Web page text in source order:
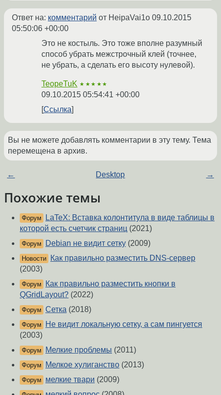
Ответ на: комментарий от HeipaVai1o 09.10.2015
05:50:06 +00:00
Это не костыль. Это тоже вполне разумный
способ убрать межстрочный клей (точнее,
не убрать, а сделать его высоту нулевой).
TeopeTuK ★★★★★
09.10.2015 05:54:41 +00:00
Ссылка
Вы не можете добавлять комментарии в эту тему. Тема
перемещена в архив.
← Desktop →
Похожие темы
Форум
LaTeX: Вставка колонтитула в виде таблицы в
которой есть счетчик страниц (2021)
Форум Debian не видит сетку (2009)
Новости
Как правильно разместить DNS-сервер
(2003)
Форум
Как правильно разместить кнопки в
QGridLayout? (2022)
Форум Сетка (2018)
Форум
Не видит локальную сетку, а сам пингуется
(2003)
Форум Мелкие проблемы (2011)
Форум Мелкое хулиганство (2013)
Форум мелкие твари (2009)